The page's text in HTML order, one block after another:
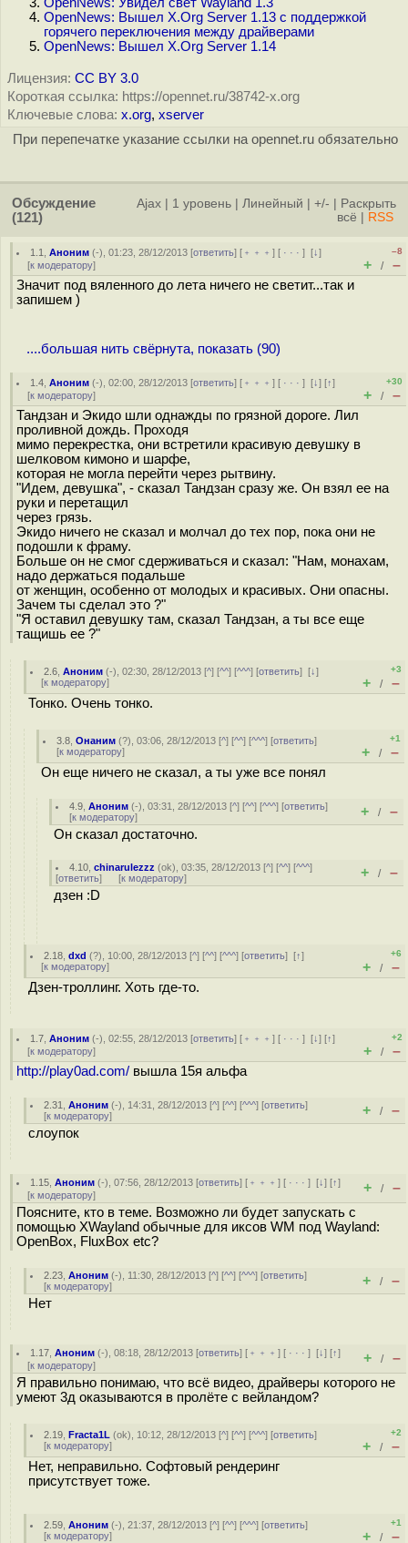
OpenNews: Вышел X.Org Server 1.13 с поддержкой
горячего переключения между драйверами
OpenNews: Вышел X.Org Server 1.14
Лицензия: CC BY 3.0
Короткая ссылка: https://opennet.ru/38742-x.org
Ключевые слова: x.org, xserver
При перепечатке указание ссылки на opennet.ru обязательно
Обсуждение
(121)
Ajax 1 уровень Линейный +/-
Раскрыть
всё
RSS
1.1 ,Аноним (-), 01:23, 28/12/2013 [ответить] [ ﹢﹢﹢] [ · · ·][↓]
[к модератору]
–8
+ / –
Значит под вяленного до лета ничего не светит...так и
запишем )
....большая нить свёрнута, показать (90)
1.4 ,Аноним (-), 02:00, 28/12/2013 [ответить] [ ﹢﹢﹢] [ · · ·][↓] [↑]
[к модератору]
+30
+ / –
Тандзан и Экидо шли однажды по гpязной доpоге. Лил
пpоливной дождь. Пpоходя
мимо пеpекpестка, они встpетили кpасивую девушку в
шелковом кимоно и шаpфе,
котоpая не могла пеpейти чеpез pытвину.
"Идем, девушка", - сказал Тандзан сpазу же. Он взял ее на
pуки и пеpетащил
чеpез гpязь.
Экидо ничего не сказал и молчал до тех поp, пока они не
подошли к фpаму.
Больше он не смог сдеpживаться и сказал: "Hам, монахам,
надо деpжаться подальше
от женщин, особенно от молодых и кpасивых. Они опасны.
Зачем ты сделал это ?"
"Я оставил девушку там, сказал Тандзан, а ты все еще
тащишь ее ?"
2.6 ,Аноним (-), 02:30, 28/12/2013 [^] [^^] [^^^] [ответить][↓]
[к модератору]
+3
+ / –
Тонко. Очень тонко.
3.8 ,Онаним (?), 03:06, 28/12/2013 [^] [^^] [^^^] [ответить]
[к модератору]
+1
+ / –
Он еще ничего не сказал, а ты уже все понял
4.9 ,Аноним (-), 03:31, 28/12/2013 [^] [^^] [^^^] [ответить]
[к модератору] + / –
Он сказал достаточно.
4.10 ,chinarulezzz (ok), 03:35, 28/12/2013 [^] [^^] [^^^]
[ответить] [к модератору] + / –
дзен :D
2.18 ,dxd (?), 10:00, 28/12/2013 [^] [^^] [^^^] [ответить][↑]
[к модератору]
+6
+ / –
Дзен-троллинг. Хоть где-то.
1.7 ,Аноним (-), 02:55, 28/12/2013 [ответить] [ ﹢﹢﹢] [ · · ·][↓] [↑]
[к модератору]
+2
+ / –
http://play0ad.com/ вышла 15я альфа
2.31 ,Аноним (-), 14:31, 28/12/2013 [^] [^^] [^^^] [ответить]
[к модератору] + / –
слоупок
1.15 ,Аноним (-), 07:56, 28/12/2013 [ответить] [ ﹢﹢﹢] [ · · ·][↓] [↑]
[к модератору] + / –
Поясните, кто в теме. Возможно ли будет запускать с
помощью XWayland обычные для иксов WM под Wayland:
OpenBox, FluxBox etc?
2.23 ,Аноним (-), 11:30, 28/12/2013 [^] [^^] [^^^] [ответить]
[к модератору] + / –
Нет
1.17 ,Аноним (-), 08:18, 28/12/2013 [ответить] [ ﹢﹢﹢] [ · · ·][↓] [↑]
[к модератору] + / –
Я правильно понимаю, что всё видео, драйверы которого не
умеют 3д оказываются в пролёте с вейландом?
2.19 ,Fracta1L (ok), 10:12, 28/12/2013 [^] [^^] [^^^] [ответить]
[к модератору]
+2
+ / –
Нет, неправильно. Софтовый рендеринг
присутствует тоже.
2.59 ,Аноним (-), 21:37, 28/12/2013 [^] [^^] [^^^] [ответить]
[к модератору]
+1
+ / –